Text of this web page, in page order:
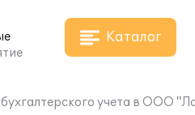
Каталог
учета в ООО